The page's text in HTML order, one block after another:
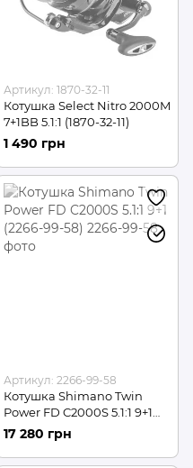
Артикул: 1870-32-11
Котушка Select Nitro 2000M
7+1BB 5.1:1 (1870-32-11)
1 490 грн
Артикул: 2266-99-58
Котушка Shimano Twin
Power FD C2000S 5.1:1 9+1
(2266-99-58)
17 280 грн